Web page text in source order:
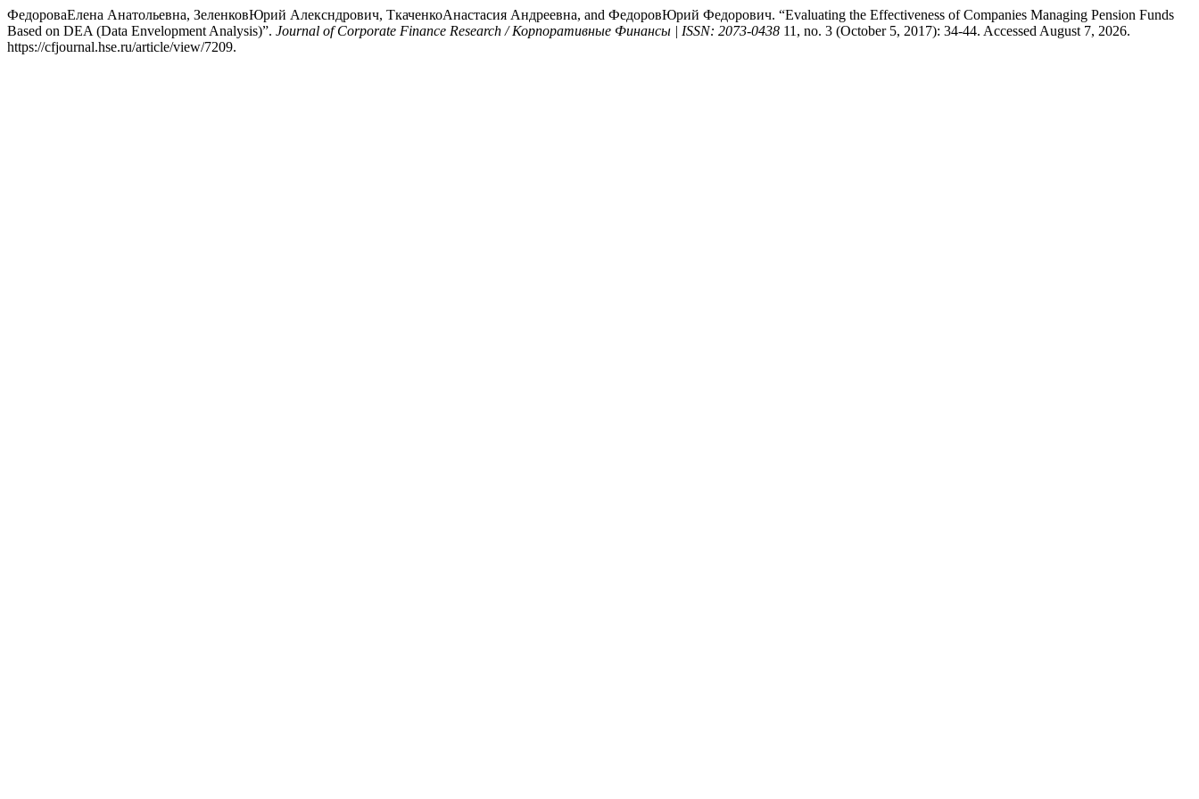
ФедороваЕлена Анатольевна, ЗеленковЮрий Алексндрович, ТкаченкоАнастасия Андреевна, and ФедоровЮрий Федорович. “Evaluating the Effectiveness of Companies Managing Pension Funds
Based on DEA (Data Envelopment Analysis)”. Journal of Corporate Finance Research / Корпоративные Финансы | ISSN: 2073-0438 11, no. 3 (October 5, 2017): 34-44. Accessed August 7, 2026.
https://cfjournal.hse.ru/article/view/7209.